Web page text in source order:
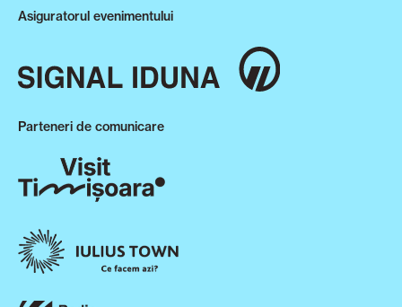
Asiguratorul evenimentului
Parteneri de comunicare